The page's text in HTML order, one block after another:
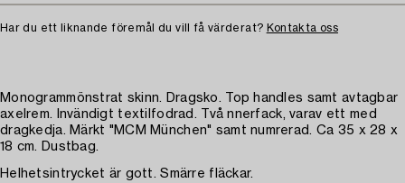
Har du ett liknande föremål du vill få värderat? Kontakta oss
Monogrammönstrat skinn. Dragsko. Top handles samt avtagbar
axelrem. Invändigt textilfodrad. Två nnerfack, varav ett med
dragkedja. Märkt "MCM München" samt numrerad. Ca 35 x 28 x
18 cm. Dustbag.
Helhetsintrycket är gott. Smärre fläckar.